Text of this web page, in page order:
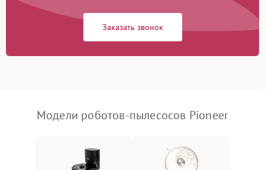
Заказать звонок
Модели роботов-пылесосов Pioneer